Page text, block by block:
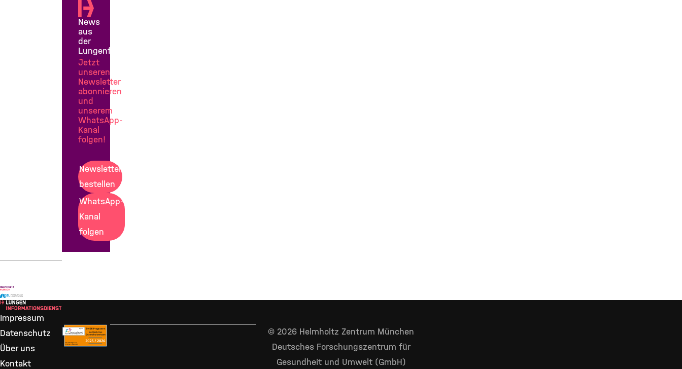
News
aus
der
Lungenforschung
Jetzt
unseren
Newsletter
abonnieren
und
unserem
WhatsApp-
Kanal
folgen!
Newsletter
bestellen
WhatsApp-
Kanal
folgen
Impressum
Datenschutz
Über uns
Kontakt
© 2026 Helmholtz Zentrum München
Deutsches Forschungszentrum für
Gesundheit und Umwelt (GmbH)